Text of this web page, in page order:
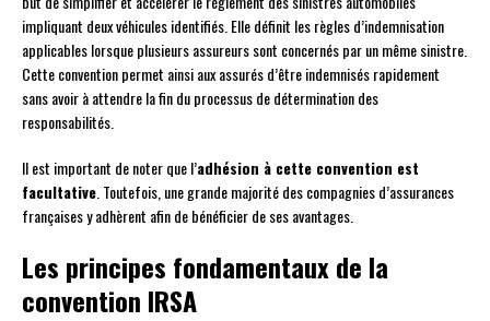
impliquant deux véhicules identifiés. Elle définit les règles d’indemnisation
applicables lorsque plusieurs assureurs sont concernés par un même sinistre.
Cette convention permet ainsi aux assurés d’être indemnisés rapidement
sans avoir à attendre la fin du processus de détermination des
responsabilités.
Il est important de noter que l’adhésion à cette convention est
facultative . Toutefois, une grande majorité des compagnies d’assurances
françaises y adhèrent afin de bénéficier de ses avantages.
Les principes fondamentaux de la
convention IRSA